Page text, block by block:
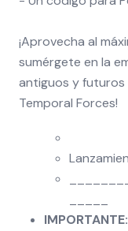
¡Aprovecha al
sumérgete en la
antiguos y futuros
Temporal Forces!
IMPORTANTE: